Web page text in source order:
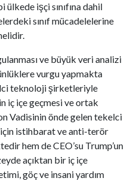
ülkede işçi sınıfına dahil
sınıf mücadelelerine
ve büyük veri analizi
vurgu yapmakta
teknoloji şirketleriyle
içe geçmesi ve ortak
Vadisinin önde gelen tekelci
istihbarat ve anti-terör
hem de CEO’su Trump’un
açıktan bir iç içe
göç ve insani yardım